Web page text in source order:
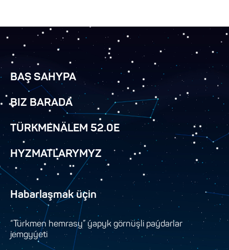
BAŞ SAHYPA
BIZ BARADA
TÜRKMENÄLEM 52.0E
HYZMATLARYMYZ
Habarlaşmak üçin
“Türkmen hemrasy” ýapyk görnüşli paýdarlar
jemgyýeti